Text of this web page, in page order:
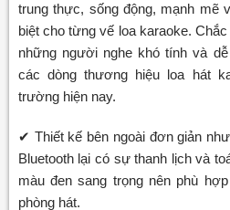
trung thực, sống động, mạnh mẽ
biệt cho từng vế loa karaoke.
những người nghe khó tính và
các dòng thương hiệu loa hát
trường hiện nay.
✔ Thiết kế bên ngoài đơn giản
Bluetooth lại có sự thanh lịch và
màu đen sang trọng nên phù
phòng hát.